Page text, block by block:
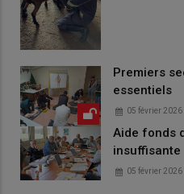
Premiers
essentiels
05 février 2026
Aide fonds
insuffisante
05 février 2026